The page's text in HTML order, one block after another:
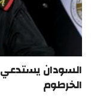
السودان
الخرطوم